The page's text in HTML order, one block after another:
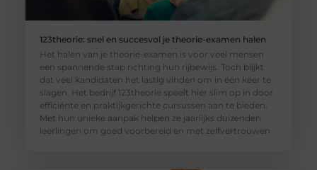
123theorie: snel en succesvol je theorie-examen halen
Het halen van je theorie-examen is voor veel mensen
een spannende stap richting hun rijbewijs. Toch blijkt
dat veel kandidaten het lastig vinden om in één keer te
slagen. Het bedrijf 123theorie speelt hier slim op in door
efficiënte en praktijkgerichte cursussen aan te bieden.
Met hun unieke aanpak helpen ze jaarlijks duizenden
leerlingen om goed voorbereid en met zelfvertrouwen